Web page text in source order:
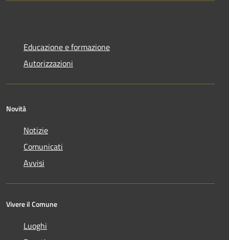
Educazione e formazione
Autorizzazioni
Novità
Notizie
Comunicati
Avvisi
Vivere il Comune
Luoghi